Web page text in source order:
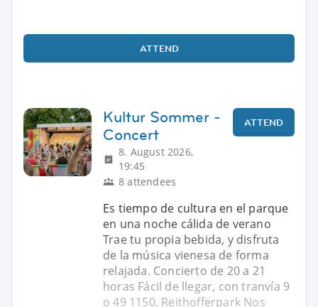
ATTEND
Kultur Sommer -
Concert
8. August 2026,
19:45
8 attendees
ATTEND
Es tiempo de cultura en el parque
en una noche cálida de verano
Trae tu propia bebida, y disfruta
de la música vienesa de forma
relajada. Concierto de 20 a 21
horas Fácil de llegar, con tranvía 9
o 49 1150, Reithofferpark Nos